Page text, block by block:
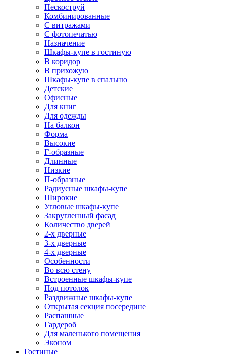
Пескоструй
Комбинированные
С витражами
С фотопечатью
Назначение
Шкафы-купе в гостиную
В коридор
В прихожую
Шкафы-купе в спальню
Детские
Офисные
Для книг
Для одежды
На балкон
Форма
Высокие
Г-образные
Длинные
Низкие
П-образные
Радиусные шкафы-купе
Широкие
Угловые шкафы-купе
Закругленный фасад
Количество дверей
2-х дверные
3-х дверные
4-х дверные
Особенности
Во всю стену
Встроенные шкафы-купе
Под потолок
Раздвижные шкафы-купе
Открытая секция посередине
Распашные
Гардероб
Для маленького помещения
Эконом
Гостиные